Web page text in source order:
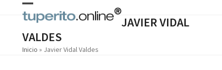
Open
mobile
menu
Close
mobile
menu
JAVIER VIDAL
VALDES
Inicio » Javier Vidal Valdes